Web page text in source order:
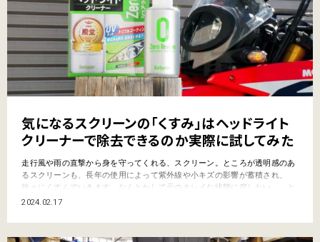
気になるスクリーンの「くすみ」はヘッドライト
クリーナーで除去できるのか実際に試してみた
走行風や雨の直撃から身を守ってくれる、スクリーン。ところが透明感のあ
るスクリーンも、長年の使用によって紫外線や小キズの影響が蓄積され、
徐々にくすんでいきます。なんとかして元のキレイな状態に戻したい……と
思案していたところ、「これは!?」と思える製品を発見してしまいました。
だが シュアラスターの「ゼロリバイブ」は、自動車…
2024.02.17